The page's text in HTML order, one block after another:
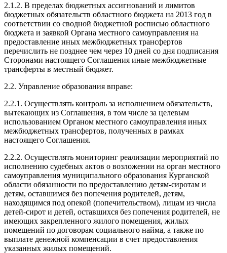
2.1.2. В пределах бюджетных ассигнований и лимитов
бюджетных обязательств областного бюджета на 2013 год в
соответствии со сводной бюджетной росписью областного
бюджета и заявкой Органа местного самоуправления на
предоставление иных межбюджетных трансфертов
перечислить не позднее чем через 10 дней со дня подписания
Сторонами настоящего Соглашения иные межбюджетные
трансферты в местный бюджет.
2.2. Управление образования вправе:
2.2.1. Осуществлять контроль за исполнением обязательств,
вытекающих из Соглашения, в том числе за целевым
использованием Органом местного самоуправления иных
межбюджетных трансфертов, полученных в рамках
настоящего Соглашения.
2.2.2. Осуществлять мониторинг реализации мероприятий по
исполнению судебных актов о возложении на орган местного
самоуправления муниципального образования Курганской
области обязанности по предоставлению детям-сиротам и
детям, оставшимся без попечения родителей, детям,
находящимся под опекой (попечительством), лицам из числа
детей-сирот и детей, оставшихся без попечения родителей, не
имеющих закрепленного жилого помещения, жилых
помещений по договорам социального найма, а также по
выплате денежной компенсации в счет предоставления
указанных жилых помещений.